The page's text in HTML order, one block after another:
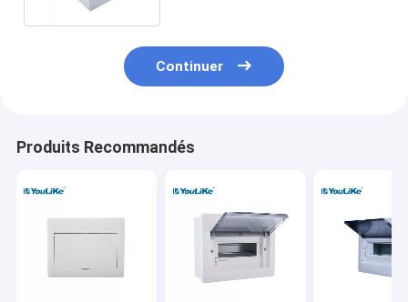
Continuer
Produits Recommandés